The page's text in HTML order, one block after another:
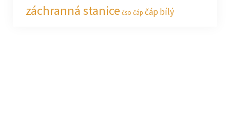
záchranná stanice čso čáp čáp bílý